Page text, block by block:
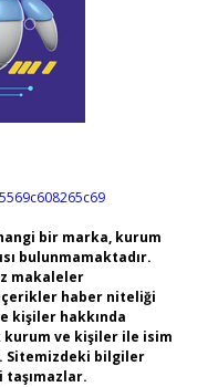
bir marka, kurum
bulunmamaktadır.
makaleler
haber niteliği
kişiler hakkında
kurum ve kişiler ile isim
Sitemizdeki bilgiler